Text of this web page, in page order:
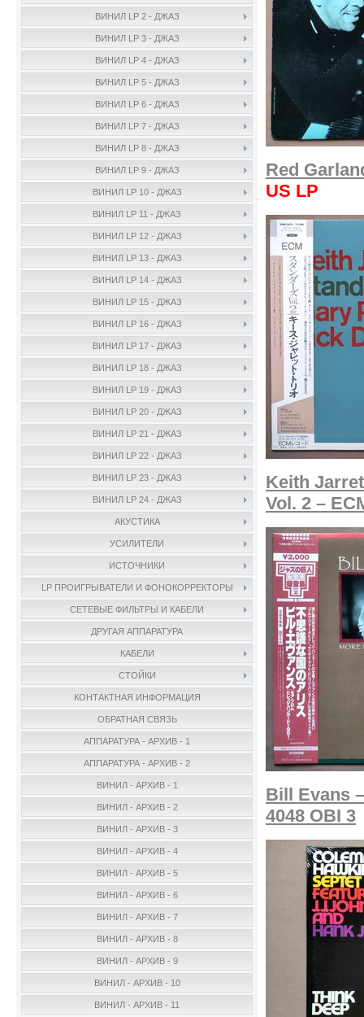
ВИНИЛ LP 2 - ДЖАЗ
ВИНИЛ LP 3 - ДЖАЗ
ВИНИЛ LP 4 - ДЖАЗ
ВИНИЛ LP 5 - ДЖАЗ
ВИНИЛ LP 6 - ДЖАЗ
ВИНИЛ LP 7 - ДЖАЗ
ВИНИЛ LP 8 - ДЖАЗ
ВИНИЛ LP 9 - ДЖАЗ
ВИНИЛ LP 10 - ДЖАЗ
ВИНИЛ LP 11 - ДЖАЗ
ВИНИЛ LP 12 - ДЖАЗ
ВИНИЛ LP 13 - ДЖАЗ
ВИНИЛ LP 14 - ДЖАЗ
ВИНИЛ LP 15 - ДЖАЗ
ВИНИЛ LP 16 - ДЖАЗ
ВИНИЛ LP 17 - ДЖАЗ
ВИНИЛ LP 18 - ДЖАЗ
ВИНИЛ LP 19 - ДЖАЗ
ВИНИЛ LP 20 - ДЖАЗ
ВИНИЛ LP 21 - ДЖАЗ
ВИНИЛ LP 22 - ДЖАЗ
ВИНИЛ LP 23 - ДЖАЗ
ВИНИЛ LP 24 - ДЖАЗ
АКУСТИКА
УСИЛИТЕЛИ
ИСТОЧНИКИ
LP ПРОИГРЫВАТЕЛИ И ФОНОКОРРЕКТОРЫ
СЕТЕВЫЕ ФИЛЬТРЫ И КАБЕЛИ
ДРУГАЯ АППАРАТУРА
КАБЕЛИ
СТОЙКИ
КОНТАКТНАЯ ИНФОРМАЦИЯ
ОБРАТНАЯ СВЯЗЬ
АППАРАТУРА - АРХИВ - 1
АППАРАТУРА - АРХИВ - 2
ВИНИЛ - АРХИВ - 1
ВИНИЛ - АРХИВ - 2
ВИНИЛ - АРХИВ - 3
ВИНИЛ - АРХИВ - 4
ВИНИЛ - АРХИВ - 5
ВИНИЛ - АРХИВ - 6
ВИНИЛ - АРХИВ - 7
ВИНИЛ - АРХИВ - 8
ВИНИЛ - АРХИВ - 9
ВИНИЛ - АРХИВ - 10
ВИНИЛ - АРХИВ - 11
Red
US LP
Keith
Vol. 2 –
Bill Evans
4048 OBI 3